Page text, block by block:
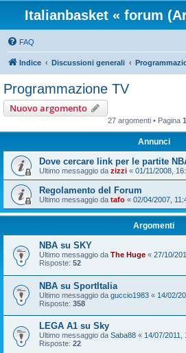
Italianbasket « forum
FAQ
Indice Discussioni generali
Programmazione TV
Nuovo argomento
27 argomenti • Pagina 1
Annunci
Dove cercare link per le partite
Ultimo messaggio da zizzi « 01/11/2008,
Regolamento del Forum
Ultimo messaggio da tafo « 02/04/2007,
Argomenti
NBA su SKY
Ultimo messaggio da The Huge « 27/10/
Risposte: 52
NBA su SportItalia
Ultimo messaggio da guccio1983 « 14/02/
Risposte: 358
LEGA A1 su Sky
Ultimo messaggio da Saba88 « 14/07/2011,
Risposte: 22